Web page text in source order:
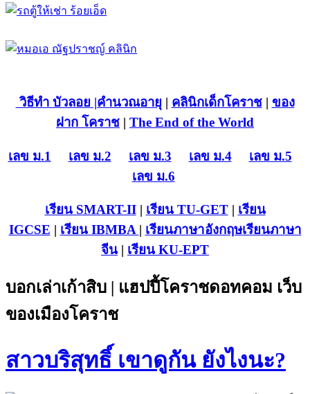
วิธีทำ บัวลอย |คำนวณอายุ | คลินิกเด็กโคราช| ของ
ฝาก โคราช | The End of the World
เลข ม.1 เลข ม.2 เลข ม.3 เลข ม.4
เลข ม.5
เลข ม.6
เรียน SMART-II| เรียน TU-GET| เรียน
IGCSE | เรียน IBMBA | เรียนภาษาอังกฤษเรียนภาษา
จีน | เรียน KU-EPT
บอกเล่าเก้าสิบ | แฮปปี้โคราชดอทคอม เว็บ
ของเมืองโคราช
สาวบริสุทธิ์ เขาดูกัน ยังไงนะ?